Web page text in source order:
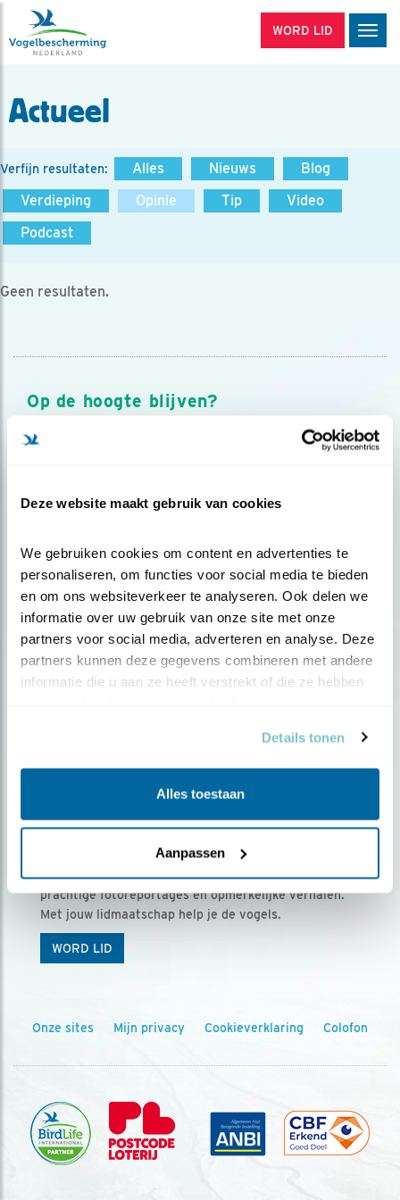
Deze website maakt gebruik van cookies
We gebruiken cookies om content en advertenties te
personaliseren, om functies voor social media te bieden
en om ons websiteverkeer te analyseren. Ook delen we
informatie over uw gebruik van onze site met onze
partners voor social media, adverteren en analyse. Deze
partners kunnen deze gegevens combineren met andere
informatie die u aan ze heeft verstrekt of die ze hebben
Details tonen
Alles toestaan
Aanpassen
WORD LID
Actueel
Verfijn resultaten: Alles Nieuws
Blog
Verdieping
Opinie Tip
Video
Podcast
Geen resultaten.
Op de hoogte blijven?
Meld je aan en ontvang nieuws, inspiratie, acties en tips
over vogels en activiteiten van Vogelbescherming.
Ontvang 5 x Vogels voor € 36,00 per jaar
Vogels is het tijdschrift voor onze leden, met
prachtige fotoreportages en opmerkelijke verhalen.
Met jouw lidmaatschap help je de vogels.
WORD LID
Onze sites Mijn privacy Cookieverklaring Colofon